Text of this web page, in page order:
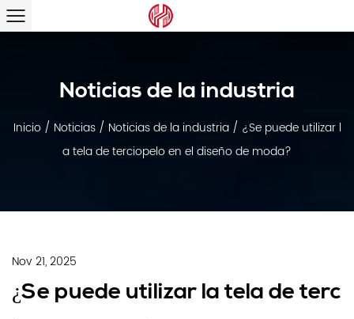
Noticias de la industria
Inicio/ Noticias/ Noticias de la industria/ ¿Se puede utilizar l
a tela de terciopelo en el diseño de moda?
Nov 21, 2025
¿Se puede utilizar la tela de terc